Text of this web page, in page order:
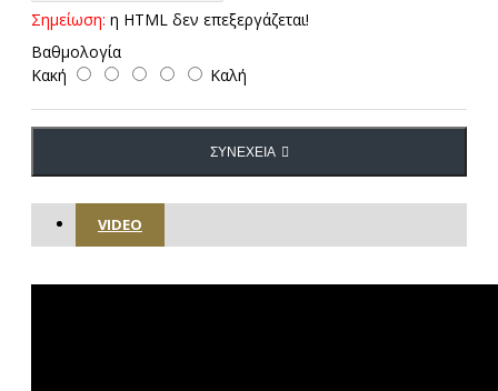
Σημείωση: η HTML δεν επεξεργάζεται!
Βαθμολογία
Κακή
Καλή
ΣΥΝΈΧΕΙΑ
VIDEO